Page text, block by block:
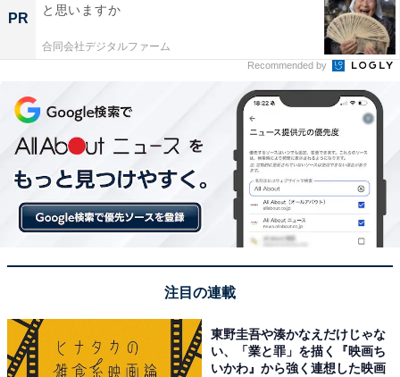
【1月の運勢】おうし座（牡牛座）
【1月の運勢】ふたご座（双子座）
【1月の運勢】かに座（蟹座）
【1月の運勢】しし座（獅子座）
【1月の運勢】おとめ座（乙女座）
【1月の運勢】てんびん座（天秤座）
【1月の運勢】さそり座（蠍座）
【1月の運勢】いて座（射手座）※今見ている記事
PR
と思いますか
合同会社デジタルファーム
Recommended by
注目の連載
東野圭吾や湊かなえだけじゃな
い、「業と罪」を描く『映画ち
いかわ』から強く連想した映画